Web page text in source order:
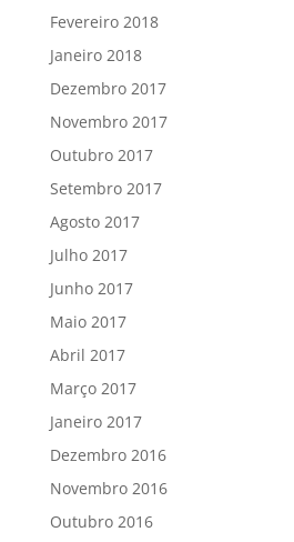
Fevereiro 2018
Janeiro 2018
Dezembro 2017
Novembro 2017
Outubro 2017
Setembro 2017
Agosto 2017
Julho 2017
Junho 2017
Maio 2017
Abril 2017
Março 2017
Janeiro 2017
Dezembro 2016
Novembro 2016
Outubro 2016